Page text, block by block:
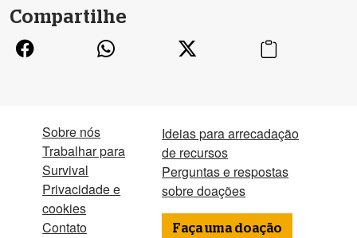
Compartilhe
Sobre nós
Trabalhar para
Survival
Privacidade e
cookies
Contato
Ideias para arrecadação
de recursos
Perguntas e respostas
sobre doações
Faça uma doação